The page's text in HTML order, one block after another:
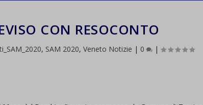
CON RESOCONTO
, SAM 2020,Veneto Notizie | 0 |